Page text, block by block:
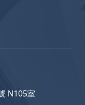
N105室